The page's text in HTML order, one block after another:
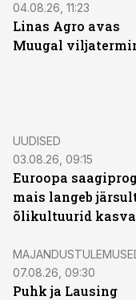
04.08.26, 11:23
Linas Agro avas
Muugal
UUDISED
03.08.26, 09:15
Euroopa
mais langeb
õlikultuurid
07.08.26, 09:30
Puhk ja Lausing